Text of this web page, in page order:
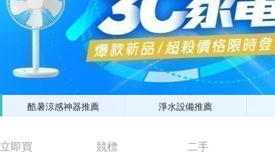
酷暑涼感神器推薦 淨水設備推薦
立即買 競標 二手